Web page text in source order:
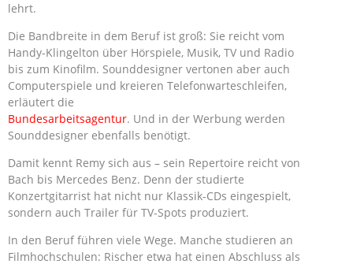
lehrt.
Die Bandbreite in dem Beruf ist groß: Sie reicht vom
Handy-Klingelton über Hörspiele, Musik, TV und Radio
bis zum Kinofilm. Sounddesigner vertonen aber auch
Computerspiele und kreieren Telefonwarteschleifen,
erläutert die
Bundesarbeitsagentur. Und in der Werbung werden
Sounddesigner ebenfalls benötigt.
Damit kennt Remy sich aus – sein Repertoire reicht von
Bach bis Mercedes Benz. Denn der studierte
Konzertgitarrist hat nicht nur Klassik-CDs eingespielt,
sondern auch Trailer für TV-Spots produziert.
In den Beruf führen viele Wege. Manche studieren an
Filmhochschulen: Rischer etwa hat einen Abschluss als